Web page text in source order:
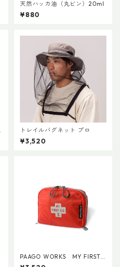
天然ハッカ油（丸ビン）20ml
¥880
トレイルバグネット プロ
¥3,520
PAAGO WORKS MY FIRST
AID S